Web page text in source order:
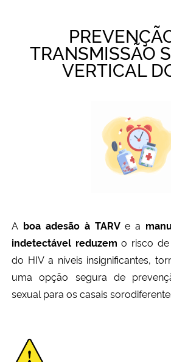
Ministério da Agricultura, Pecuária e
Ministério do Meio Ambiente
Ministério do Turismo
Controladoria-Geral da União
TRANSMISSÃO
VERTICAL
A boa adesão à TARVe a
indetectável reduzemo risco de
do HIV a níveis insignificantes,
uma opção segura de
sexual para os casais